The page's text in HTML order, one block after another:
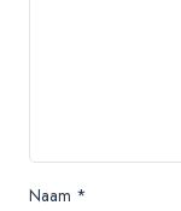
Naam *